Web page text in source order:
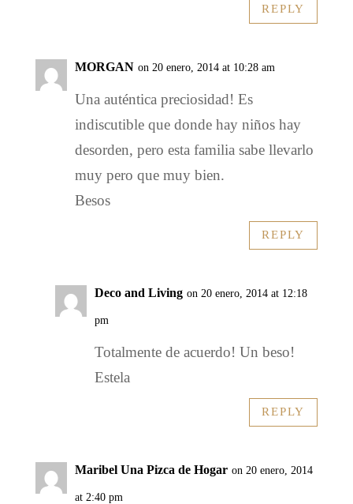
REPLY
MORGAN on 20 enero, 2014 at 10:28 am
Una auténtica preciosidad! Es
indiscutible que donde hay niños hay
desorden, pero esta familia sabe llevarlo
muy pero que muy bien.
Besos
REPLY
Deco and Living on 20 enero, 2014 at 12:18
pm
Totalmente de acuerdo! Un beso!
Estela
REPLY
Maribel Una Pizca de Hogar on 20 enero, 2014
at 2:40 pm